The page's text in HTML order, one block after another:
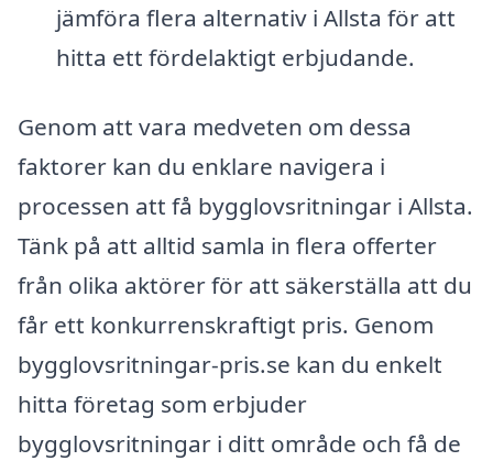
jämföra flera alternativ i Allsta för att
hitta ett fördelaktigt erbjudande.
Genom att vara medveten om dessa
faktorer kan du enklare navigera i
processen att få bygglovsritningar i Allsta.
Tänk på att alltid samla in flera offerter
från olika aktörer för att säkerställa att du
får ett konkurrenskraftigt pris. Genom
bygglovsritningar-pris.se kan du enkelt
hitta företag som erbjuder
bygglovsritningar i ditt område och få de